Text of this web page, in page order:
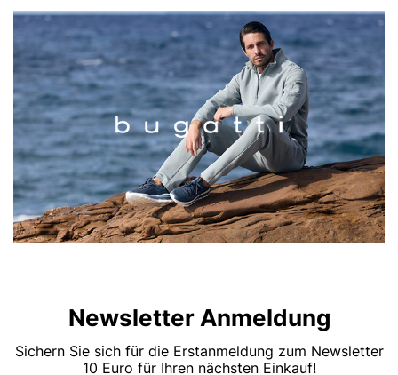
Newsletter Anmeldung
Sichern Sie sich für die Erstanmeldung zum Newsletter
10 Euro für Ihren nächsten Einkauf!